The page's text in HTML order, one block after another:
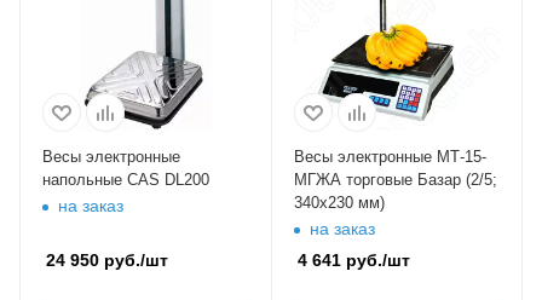
Весы электронные
напольные CAS DL200
на заказ
24 950 руб./шт
Весы электронные МТ-15-
МГЖА торговые Базар (2/5;
340х230 мм)
на заказ
4 641руб./шт